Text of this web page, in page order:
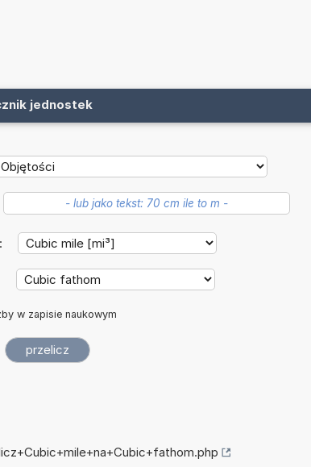
jednostek
w zapisie naukowym